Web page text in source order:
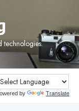
technologies.
by Translate